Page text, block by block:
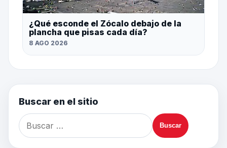
¿Qué esconde el Zócalo debajo de la
plancha que pisas cada día?
8 AGO 2026
Buscar en el sitio